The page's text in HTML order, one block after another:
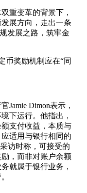
重变革的背景下，
展方向，走出一条
发展之路，筑牢金
币奖励机制应在“同
Jamie Dimon表示，
下运行。他指出，
支付收益，本质与
适用与银行相同的
访时称，可接受的
，而非对账户余额
就属于银行业务，